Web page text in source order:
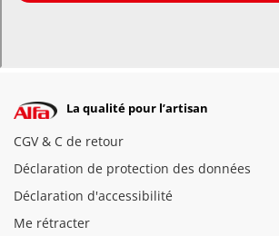
La qualité pour l’artisan
CGV & C de retour
Déclaration de protection des données
Déclaration d'accessibilité
Me rétracter